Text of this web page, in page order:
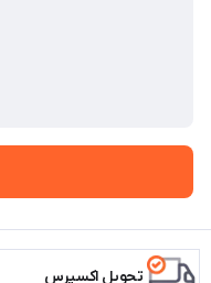
تحویل اکسپرس